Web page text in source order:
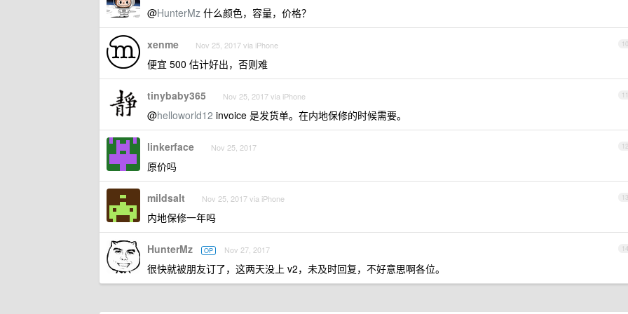
@HunterMz 什么颜色，容量，价格？
10
xenme Nov 25, 2017 via iPhone
便宜 500 估计好出，否则难
11
tinybaby365 Nov 25, 2017 via iPhone
@helloworld12 invoice 是发货单。在内地保修的时候需要。
12
linkerface Nov 25, 2017
原价吗
13
mildsalt Nov 25, 2017 via iPhone
内地保修一年吗
14
HunterMz OP Nov 27, 2017
很快就被朋友订了，这两天没上 v2，未及时回复，不好意思啊各位。